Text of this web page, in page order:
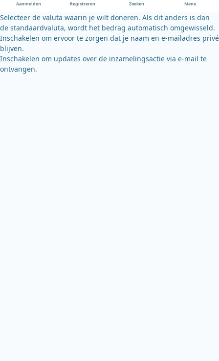
k
Aanmelden Registreren Zoeken Menu
Selecteer de valuta waarin je wilt doneren. Als dit anders is dan
de standaardvaluta, wordt het bedrag automatisch omgewisseld.
Inschakelen om ervoor te zorgen dat je naam en e-mailadres privé
blijven.
Inschakelen om updates over de inzamelingsactie via e-mail te
ontvangen.